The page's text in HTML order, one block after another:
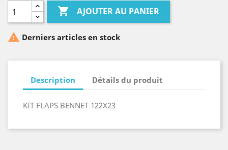
 AJOUTER AU PANIER
 Derniers articles en stock
Description Détails du produit
KIT FLAPS BENNET 122X23